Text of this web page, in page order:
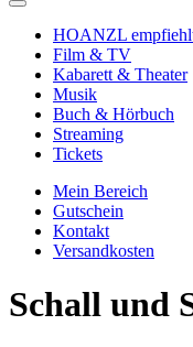
HOANZL
Film & TV
Kabarett & Theater
Musik
Buch & Hörbuch
Streaming
Tickets
Mein Bereich
Gutschein
Kontakt
Versandkosten
Schall und